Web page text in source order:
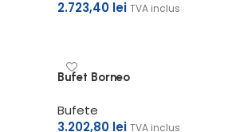
2.723,40 lei TVA inclus
Bufet Borneo
Bufete
3.202,80 lei TVA inclus